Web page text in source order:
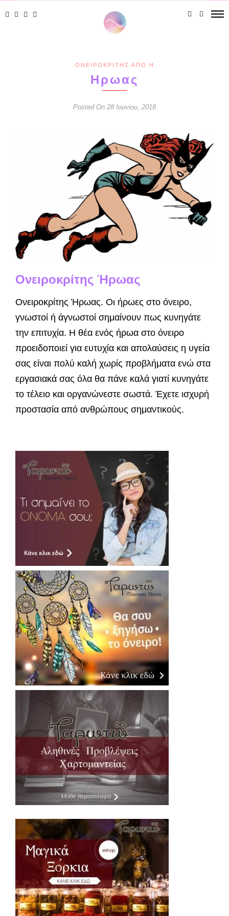
ΟΝΕΙΡΟΚΡΊΤΗΣ ΑΠΌ Η
Ηρωας
Posted On 28 Ιουνίου, 2018
Ονειροκρίτης Ήρωας
Ονειροκρίτης Ήρωας. Οι ήρωες στο όνειρο,
γνωστοί ή άγνωστοί σημαίνουν πως κυνηγάτε
την επιτυχία. Η θέα ενός ήρωα στο όνειρο
προειδοποιεί για ευτυχία και απολαύσεις η υγεία
σας είναι πολύ καλή χωρίς προβλήματα ενώ στα
εργασιακά σας όλα θα πάνε καλά γιατί κυνηγάτε
το τέλειο και οργανώνεστε σωστά. Έχετε ισχυρή
προστασία από ανθρώπους σημαντικούς.